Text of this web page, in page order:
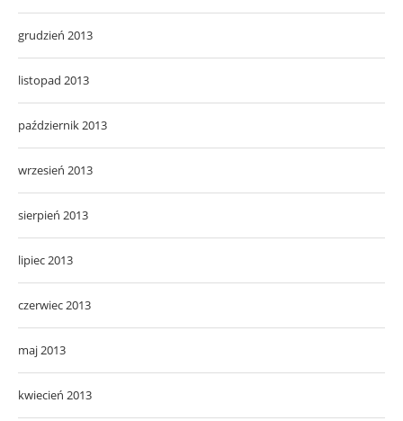
grudzień 2013
listopad 2013
październik 2013
wrzesień 2013
sierpień 2013
lipiec 2013
czerwiec 2013
maj 2013
kwiecień 2013